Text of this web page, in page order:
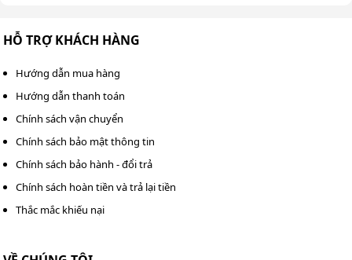
FujiE HM-CFZ 10.0B mạnh về nhiều mặt
Xả nước liên tục: Máy không chứa bình tích nước
ngưng mà xả liên tục qua ống dẫn. Người vận hành
không cần kiểm tra, dừng đổ nước thải.
Tự động xả đá: Nhờ cảm biến nhiệt nhạy bén, khi nền
nhiệt hạ quá mức, dàn lạnh bị đóng đá, máy sẽ tự
đổng chỉnh nhiệt để làm tan tuyết. Vì thế, tiến trình
Tự động vận hành: Không chỉ tắt/bật theo ngưỡng
HỖ TRỢ KHÁCH HÀNG
Hướng dẫn mua hàng
Hướng dẫn thanh toán
Chính sách vận chuyển
Chính sách bảo mật thông tin
Chính sách bảo hành - đổi trả
Chính sách hoàn tiền và trả lại tiền
Thắc mắc khiếu nại